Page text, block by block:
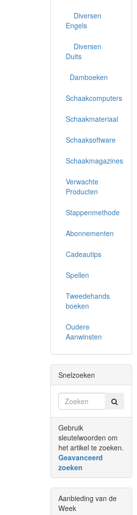
Diversen
Engels
Diversen
Duits
Damboeken
Schaakcomputers
Schaakmateriaal
Schaaksoftware
Schaakmagazines
Verwachte
Producten
Stappenmethode
Abonnementen
Cadeautips
Spellen
Tweedehands
boeken
Oudere
Aanwinsten
Snelzoeken
Gebruik
sleutelwoorden om
het artikel te zoeken.
Geavanceerd
zoeken
Aanbieding van de
Week